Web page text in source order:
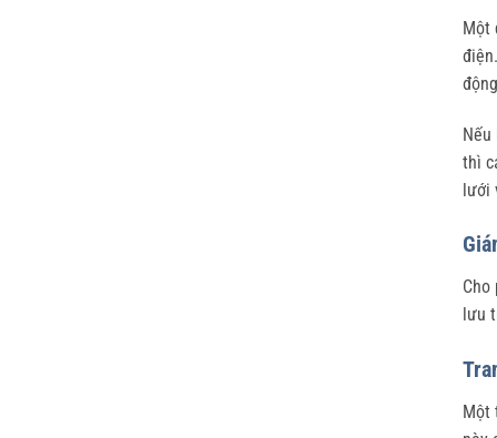
Một
thì
lưới
lưu
Một